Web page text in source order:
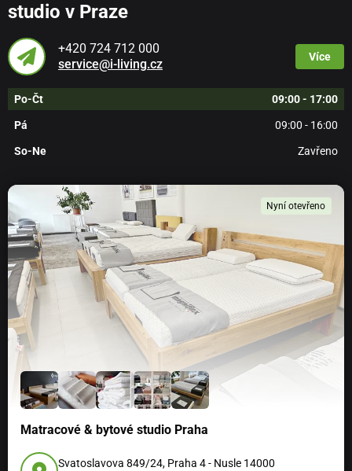
studio v Praze
+420 724 712 000
service@i-living.cz
Více
Po-Čt 09:00 - 17:00
Pá 09:00 - 16:00
So-Ne Zavřeno
Nyní otevřeno
Matracové & bytové studio Praha
Svatoslavova 849/24, Praha 4 - Nusle 14000